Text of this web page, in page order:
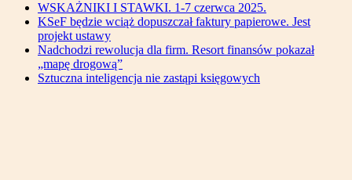
WSKAŻNIKI I STAWKI. 1-7 czerwca 2025.
KSeF będzie wciąż dopuszczał faktury papierowe. Jest
projekt ustawy
Nadchodzi rewolucja dla firm. Resort finansów pokazał
„mapę drogową”
Sztuczna inteligencja nie zastąpi księgowych